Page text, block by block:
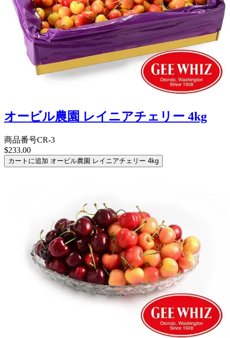
オービル農園 レイニアチェリー 4kg
商品番号CR-3
$233.00
カートに追加 オービル農園 レイニアチェリー 4kg